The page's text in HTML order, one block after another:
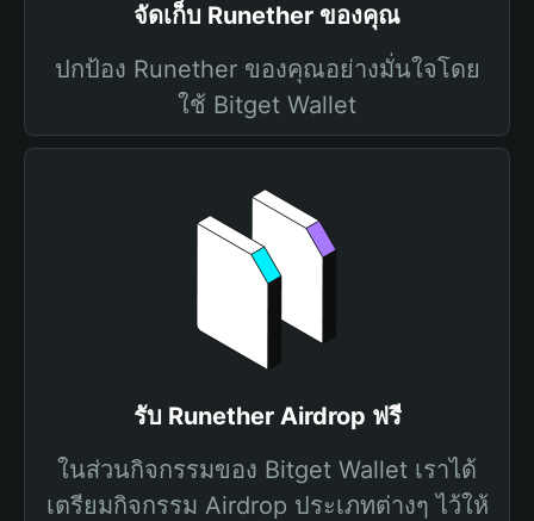
จัดเก็บ Runether ของคุณ
ปกป้อง Runether ของคุณอย่างมั่นใจโดย
ใช้ Bitget Wallet
รับ Runether Airdrop ฟรี
ในส่วนกิจกรรมของ Bitget Wallet เราได้
เตรียมกิจกรรม Airdrop ประเภทต่างๆ ไว้ให้